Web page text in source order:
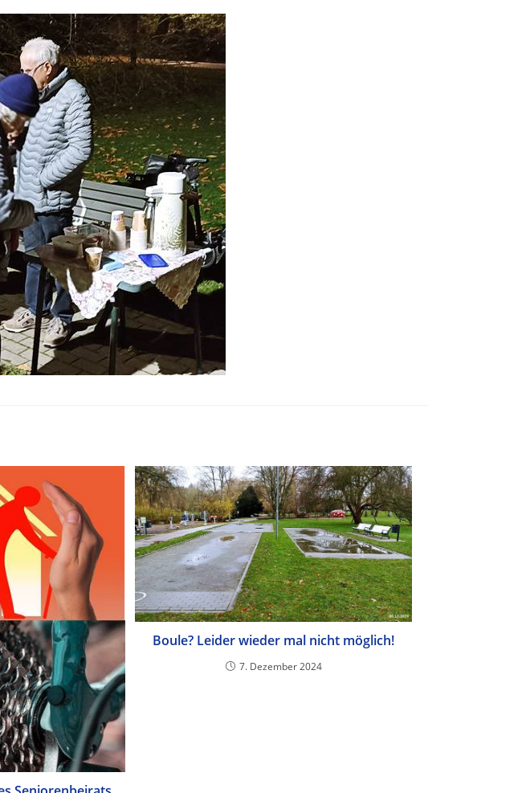
Boule? Leider wieder mal nicht möglich!
7. Dezember 2024